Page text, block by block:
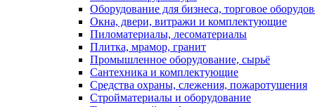
Оборудование для бизнеса, торговое
Окна, двери, витражи и комплектующие
Пиломатериалы, лесоматериалы
Плитка, мрамор, гранит
Промышленное оборудование, сырьё
Сантехника и комплектующие
Средства охраны, слежения, пожаротушения
Стройматериалы и оборудование